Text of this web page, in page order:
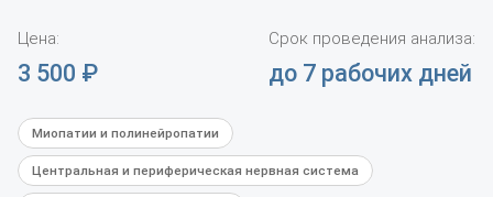
Цена:
3 500 ₽
Срок проведения анализа:
до 7 рабочих дней
Миопатии и полинейропатии
Центральная и периферическая нервная система